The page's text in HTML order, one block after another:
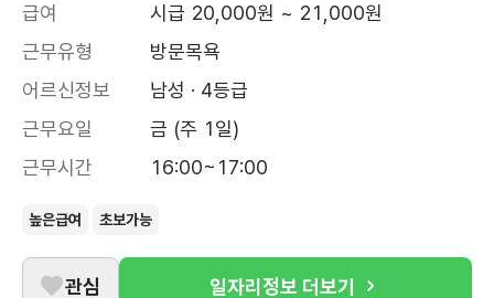
급여
시급 20,000원 ~ 21,000원
근무유형
방문목욕
어르신정보
남성 · 4등급
근무요일
금 (주 1일)
근무시간
16:00~17:00
높은급여 초보가능
관심 일자리정보 더보기